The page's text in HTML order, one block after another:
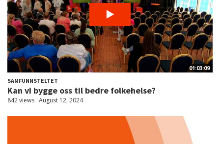
01:03:09
SAMFUNNSTELTET
Kan vi bygge oss til bedre folkehelse?
842 views August 12, 2024